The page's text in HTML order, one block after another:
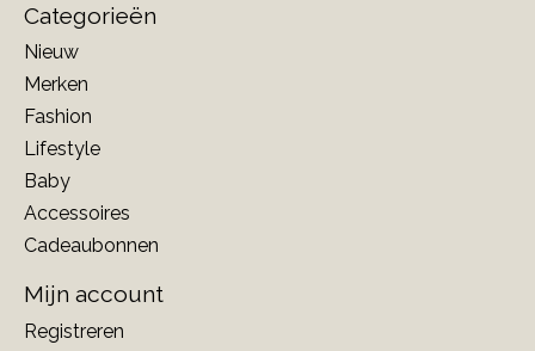
Categorieën
Nieuw
Merken
Fashion
Lifestyle
Baby
Accessoires
Cadeaubonnen
Mijn account
Registreren